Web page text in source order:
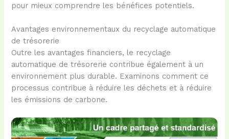
pour mieux comprendre les bénéfices potentiels.
Avantages environnementaux du recyclage automatique
de trésorerie
Outre les avantages financiers, le recyclage
automatique de trésorerie contribue également à un
environnement plus durable. Examinons comment ce
processus contribue à réduire les déchets et à réduire
les émissions de carbone.